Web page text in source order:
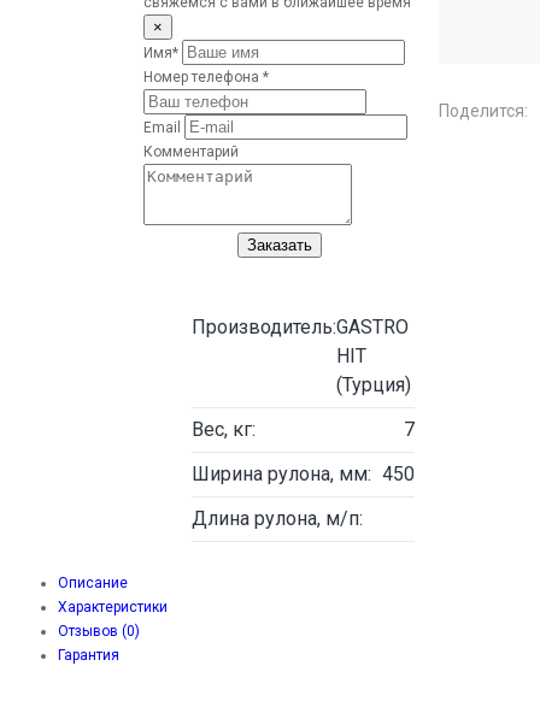
×
Имя*
Номер телефона *
Email
Комментарий
Заказать
Производитель:GASTRO
HIT
(Турция)
Вес, кг:
7
Ширина рулона, мм: 450
Длина рулона, м/п:
Поделится:
Описание
Характеристики
Отзывов (0)
Гарантия